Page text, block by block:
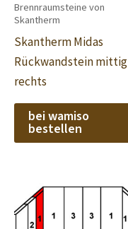
Brennraumsteine von
Skantherm
Skantherm Midas
Rückwandstein mittig
rechts
bei wamiso
bestellen